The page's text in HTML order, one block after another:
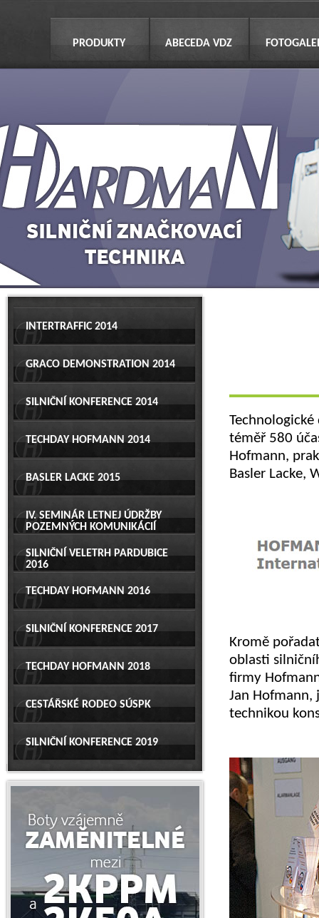
PRODUKTY ABECEDA VDZ
INTERTRAFFIC 2014
GRACO DEMONSTRATION 2014
SILNIČNÍ KONFERENCE 2014
TECHDAY HOFMANN 2014
BASLER LACKE 2015
IV. SEMINÁR LETNEJ ÚDRŽBY
POZEMNÝCH KOMUNIKÁCIÍ
SILNIČNÍ VELETRH PARDUBICE
2016
TECHDAY HOFMANN 2016
SILNIČNÍ KONFERENCE 2017
TECHDAY HOFMANN 2018
CESTÁŘSKÉ RODEO SÚSPK
SILNIČNÍ KONFERENCE 2019
téměř 580
Hofmann,
Basler Lacke,
Kromě
oblasti
firmy
Jan Hofmann,
technikou